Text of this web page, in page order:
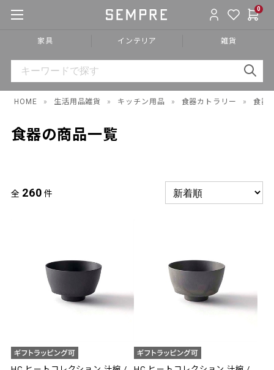
0
家具 インテリア 雑貨
HOME » 生活用品雑貨 » キッチン用品 » 食器カトラリー » 食器
食器の商品一覧
全 260 件